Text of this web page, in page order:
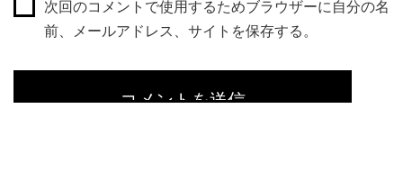
次回のコメントで使用するためブラウザーに自分の名
前、メールアドレス、サイトを保存する。